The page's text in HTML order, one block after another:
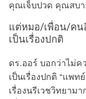
คุณเจ็บปวด คุณสบา
แต่หมอ/เพื่อน/คน
เป็นเรื่องปกติ
ดร.ออร์ บอกว่าไม่ค
เป็นเรื่องปกติ “แพ
เรื่องนรีเวชวิทยาม